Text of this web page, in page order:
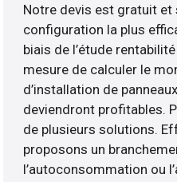
Notre devis est gratuit et
configuration la plus
biais de l’étude
mesure de calculer le
d’installation de
deviendront profitables.
de plusieurs solutions.
proposons un
l’autoconsommation ou